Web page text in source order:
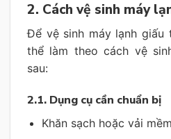
2. Cách vệ sinh máy
Để vệ sinh máy lạnh giấu
thể làm theo cách vệ
sau:
2.1. Dụng cụ cần chuẩn bị
Khăn sạch hoặc vải